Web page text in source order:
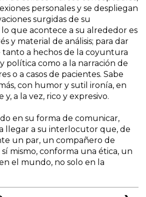
personales y se despliegan
surgidas de su
que acontece a su alrededor es
y material de análisis; para dar
a hechos de la coyuntura
política como a la narración de
o a casos de pacientes. Sabe
con humor y sutil ironía, en
y, a la vez, rico y expresivo.
en su forma de comunicar,
llegar a su interlocutor que, de
un par, un compañero de
sí mismo, conforma una ética, un
el mundo, no solo en la